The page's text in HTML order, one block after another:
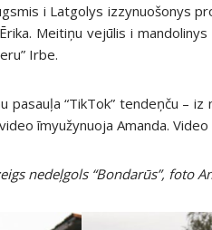
i Latgolys izzynuošonys
Meitiņu vejūlis i
Irbe.
pasauļa “TikTok” tendeņču –
īmyužynuoja Amanda.
nedeļgols “Bondarūs”, foto